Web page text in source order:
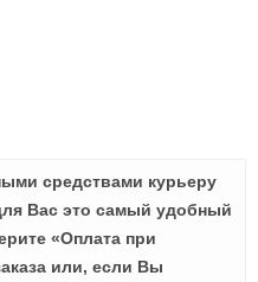
средствами курьеру
Вас это самый удобный
«Оплата при
или, если Вы